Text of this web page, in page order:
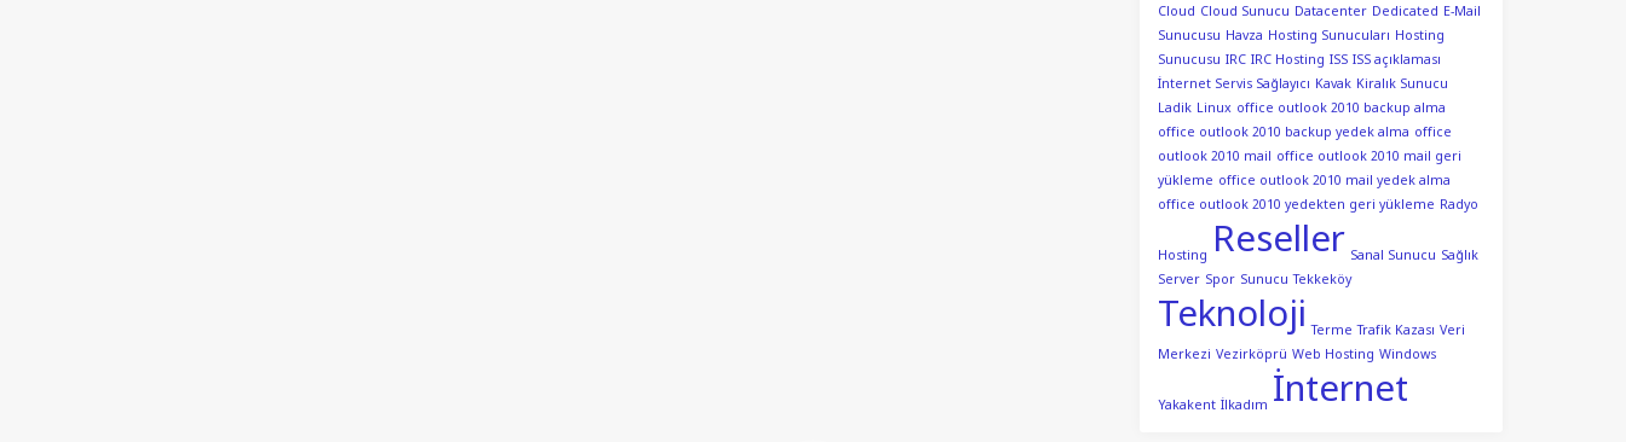
Cloud Cloud Sunucu Datacenter Dedicated E-Mail
Sunucusu Havza Hosting Sunucuları Hosting
Sunucusu IRC IRC Hosting ISS ISS açıklaması
İnternet Servis Sağlayıcı Kavak Kiralık Sunucu
Ladik Linux office outlook 2010 backup alma
office outlook 2010 backup yedek alma office
outlook 2010 mail office outlook 2010 mail geri
yükleme office outlook 2010 mail yedek alma
office outlook 2010 yedekten geri yükleme Radyo
Hosting Reseller Sanal Sunucu Sağlık
Server Spor Sunucu Tekkeköy
Teknoloji Terme Trafik Kazası Veri
Merkezi Vezirköprü Web Hosting Windows
Yakakent İlkadım İnternet